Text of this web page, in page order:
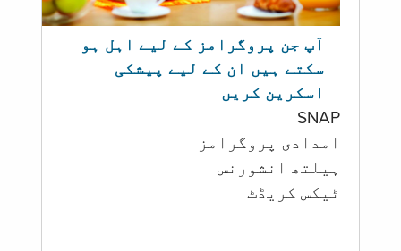
آپ جن پروگرامز کے لیے اہل ہو
سکتے ہیں ان کے لیے پیشکی
اسکرین کریں
SNAP
امدادی پروگرامز
‏ہیلتھ انشورنس
ٹیکس کریڈٹ